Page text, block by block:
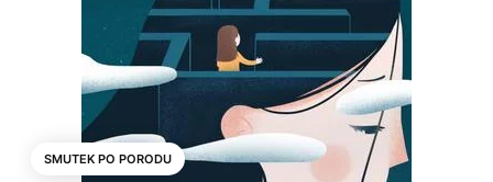
SMUTEK PO PORODU